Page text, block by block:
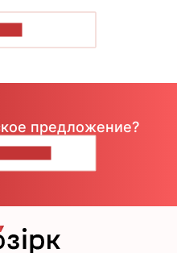
предложение?